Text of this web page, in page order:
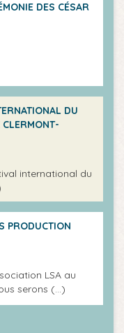
DES CÉSAR
DU
CLERMONT-
international du
PRODUCTION
LSA au
serons (…)